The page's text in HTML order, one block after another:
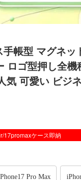
帳型 マグネッ
ゴ型押し全機
気 可愛い ビジ
17promaxケース即納
Pro Max